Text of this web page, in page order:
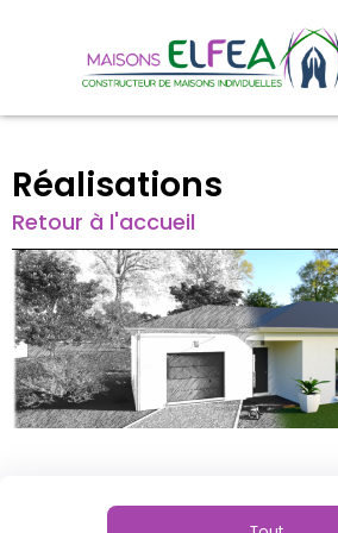
Réalisations
Retour à l'accueil